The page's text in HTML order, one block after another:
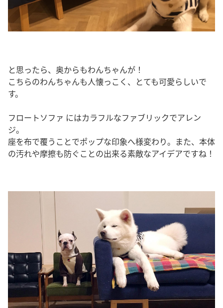
と思ったら、奥からもわんちゃんが！
こちらのわんちゃんも人懐っこく、とても可愛らしいで
す。
フロートソファ にはカラフルなファブリックでアレン
ジ。
座を布で覆うことでポップな印象へ様変わり。また、本体
の汚れや摩擦も防ぐことの出来る素敵なアイデアですね！